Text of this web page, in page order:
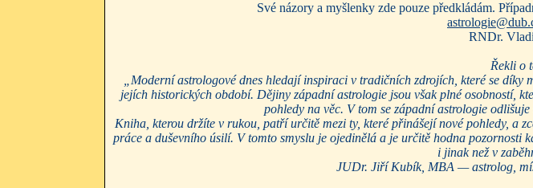
Své názory a myšlenky zde pouze předkládám.
RNDr.
Řekli o
„Moderní astrologové dnes hledají inspiraci v tradičních zdrojích, které se
jejích historických období. Dějiny západní astrologie jsou však plné osobností,
pohledy na věc. V tom se západní astrologie
Kniha, kterou držíte v rukou, patří určitě mezi ty, které přinášejí nové pohledy, a
práce a duševního úsilí. V tomto smyslu je ojedinělá a je určitě hodna pozornosti
i jinak než v
JUDr. Jiří Kubík, MBA — astrolog,